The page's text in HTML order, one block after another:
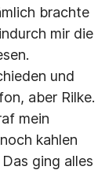
brachte
mir die
und
aber Rilke.
mein
kahlen
ging alles